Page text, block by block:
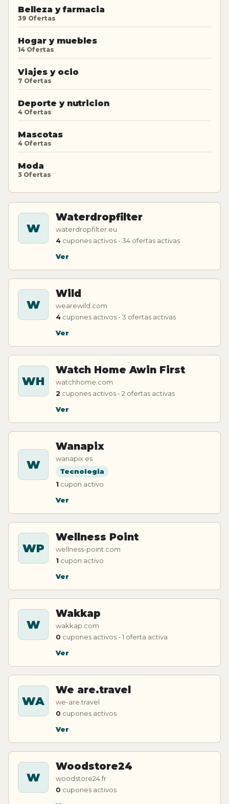
Belleza y farmacia
39 Ofertas
Hogar y muebles
14 Ofertas
Viajes y ocio
7 Ofertas
Deporte y nutricion
4 Ofertas
Mascotas
4 Ofertas
Moda
3 Ofertas
W
Waterdropfilter
waterdropfilter.eu
4 cupones activos - 34 ofertas activas
Ver
W
Wild
wearewild.com
4 cupones activos - 3 ofertas activas
Ver
WH
Watch Home Awin First
watchhome.com
2 cupones activos - 2 ofertas activas
Ver
W
Wanapix
wanapix.es
Tecnologia
1 cupon activo
Ver
WP
Wellness Point
wellness-point.com
1 cupon activo
Ver
W
Wakkap
wakkap.com
0 cupones activos - 1 oferta activa
Ver
WA
We are.travel
we-are.travel
0 cupones activos
Ver
W
Woodstore24
woodstore24.fr
0 cupones activos